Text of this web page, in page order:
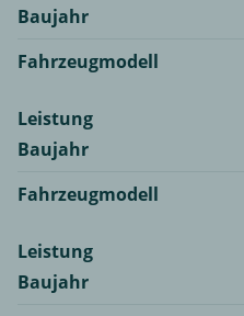
Baujahr
Fahrzeugmodell
Leistung
Baujahr
Fahrzeugmodell
Leistung
Baujahr